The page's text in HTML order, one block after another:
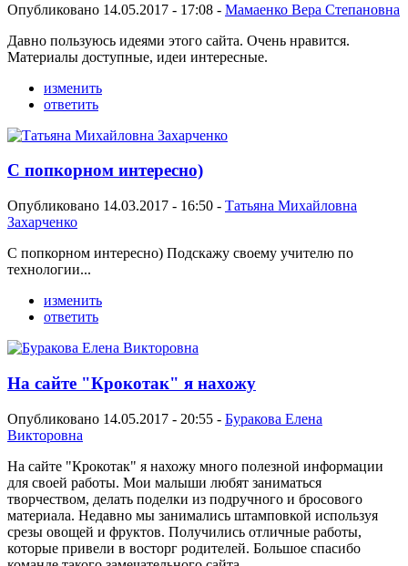
Опубликовано 14.05.2017 - 17:08 - Мамаенко Вера Степановна
Давно пользуюсь идеями этого сайта. Очень нравится.
Материалы доступные, идеи интересные.
изменить
ответить
С попкорном интересно)
Опубликовано 14.03.2017 - 16:50 - Татьяна Михайловна
Захарченко
С попкорном интересно) Подскажу своему учителю по
технологии...
изменить
ответить
На сайте "Крокотак" я нахожу
Опубликовано 14.05.2017 - 20:55 - Буракова Елена
Викторовна
На сайте "Крокотак" я нахожу много полезной информации
для своей работы. Мои малыши любят заниматься
творчеством, делать поделки из подручного и бросового
материала. Недавно мы занимались штамповкой используя
срезы овощей и фруктов. Получились отличные работы,
которые привели в восторг родителей. Большое спасибо